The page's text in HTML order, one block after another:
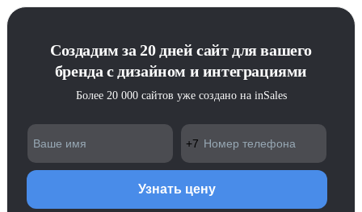
Создадим за 20 дней сайт для вашего
бренда с дизайном и интеграциями
Более 20 000 сайтов уже создано на inSales